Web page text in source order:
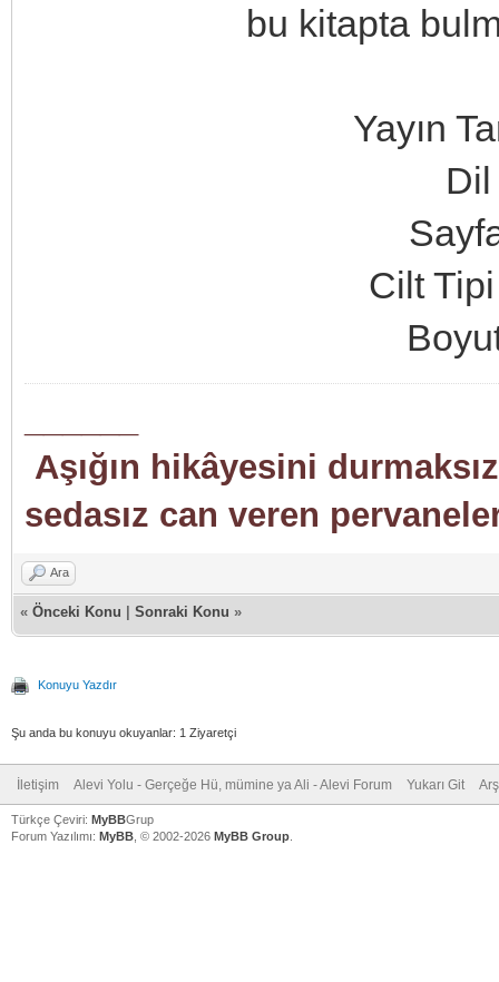
bu kitapta
Yayın
Cilt
Aşığın hikâyesini
sedasız can veren
Ara
« Önceki Konu Sonraki Konu »
Konuyu Yazdır
Şu anda bu konuyu okuyanlar: 1 Ziyaretçi
İletişim Alevi Yolu - Gerçeğe Hü, mümine ya Ali - Alevi Forum Yukarı Git
Türkçe Çeviri: MyBBGrup
Forum Yazılımı: MyBB , © 2002-2026 MyBB Group